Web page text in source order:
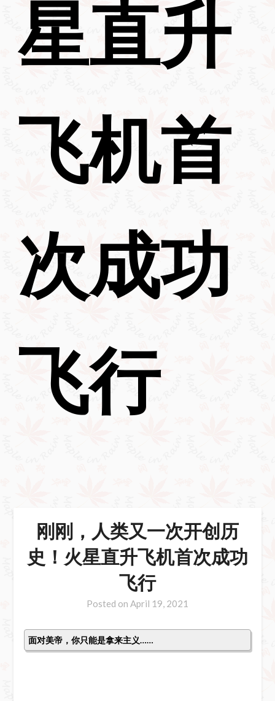
星直升
飞机首
次成功
飞行
刚刚，人类又一次开创历
史！火星直升飞机首次成功
飞行
Posted on April 19, 2021
面对美帝，你只能是拿来主义……